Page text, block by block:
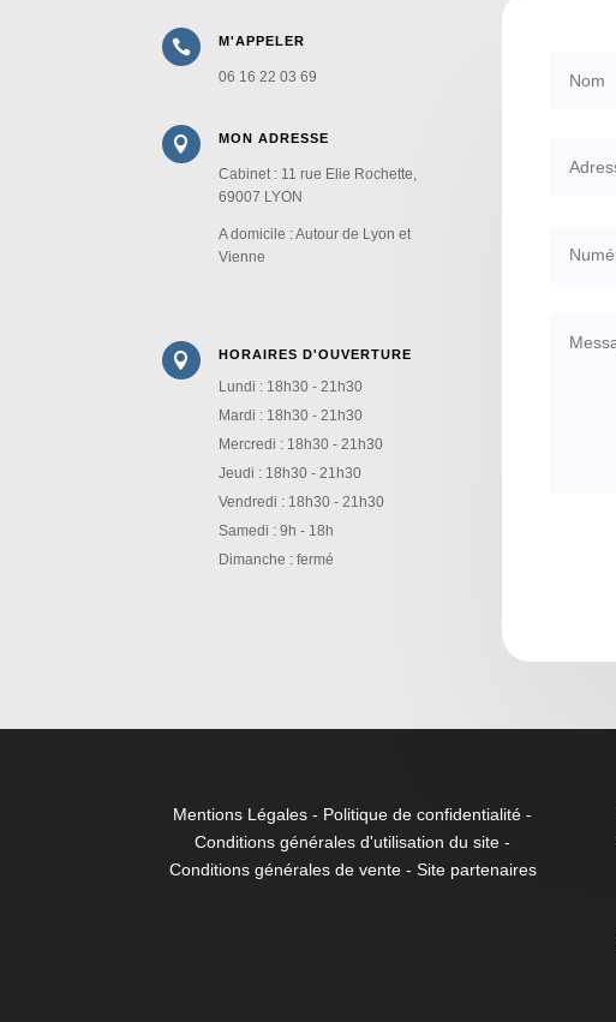
 M'APPELER
06 16 22 03 69
 MON ADRESSE
Cabinet : 11 rue Elie Rochette,
69007 LYON
A domicile : Autour de Lyon et
Vienne
 HORAIRES D'OUVERTURE
Lundi : 18h30 - 21h30
Mardi : 18h30 - 21h30
Mercredi : 18h30 - 21h30
Jeudi : 18h30 - 21h30
Vendredi : 18h30 - 21h30
Samedi : 9h - 18h
Dimanche : fermé
Mentions Légales - Politique de confidentialité -
Conditions générales d'utilisation du site -
Conditions générales de vente - Site partenaires